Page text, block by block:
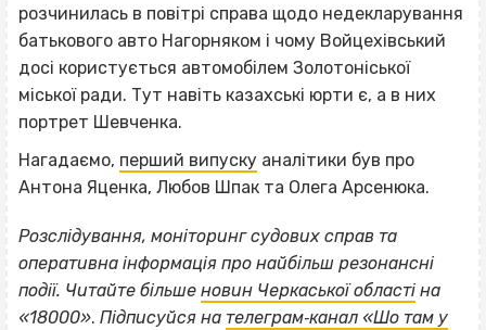
розчинилась в повітрі справа щодо недекларування
батькового авто Нагорняком і чому Войцехівський
досі користується автомобілем Золотоніської
міської ради. Тут навіть казахські юрти є, а в них
портрет Шевченка.
Нагадаємо, перший випуску аналітики був про
Антона Яценка, Любов Шпак та Олега Арсенюка.
Розслідування, моніторинг судових справ та
оперативна інформація про найбільш резонансні
події. Читайте більше новин Черкаської області на
«18000». Підписуйся на телеграм‐канал «Шо там у